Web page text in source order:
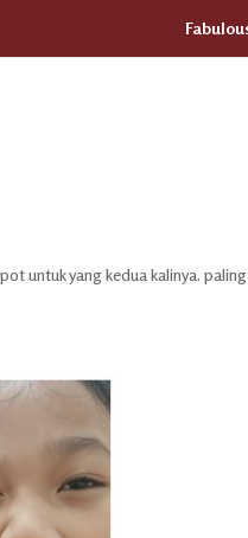
untuk yang kedua kalinya.